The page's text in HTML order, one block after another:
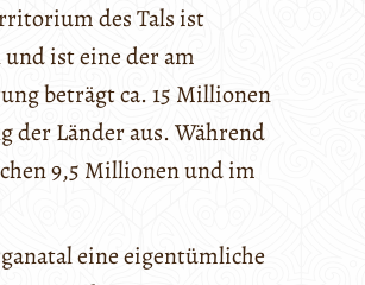
des Tals ist
ist eine der am
beträgt ca. 15 Millionen
der Länder aus. Während
9,5 Millionen und im
eine eigentümliche